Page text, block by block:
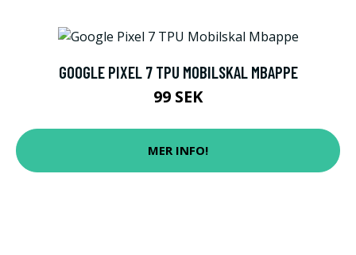
GOOGLE PIXEL 7 TPU MOBILSKAL MBAPPE
99 SEK
MER INFO!